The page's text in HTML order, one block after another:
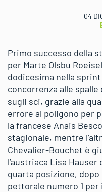
04
Primo successo della
per Marte Olsbu
dodicesima nella
concorrenza alle
sugli sci, grazie alla
errore al poligono per
la francese Anais
stagionale, mentre
Chevalier-Bouchet è
l’austriaca Lisa
quarta posizione,
pettorale numero 1